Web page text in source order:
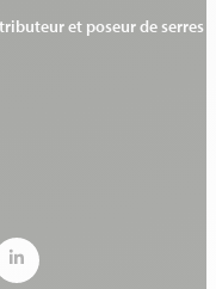
et poseur de serres